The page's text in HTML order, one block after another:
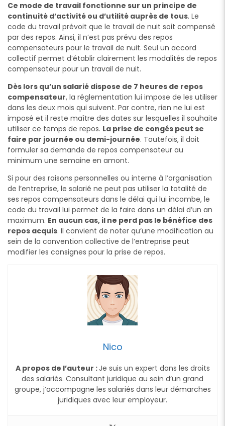
Ce mode de travail fonctionne sur un principe de
continuité d’activité ou d’utilité auprès de tous. Le
code du travail prévoit que le travail de nuit soit compensé
par des repos. Ainsi, il n’est pas prévu des repos
compensateurs pour le travail de nuit. Seul un accord
collectif permet d’établir clairement les modalités de repos
compensateur pour un travail de nuit.
Dès lors qu’un salarié dispose de 7 heures de repos
compensateur, la réglementation lui impose de les utiliser
dans les deux mois qui suivent. Par contre, rien ne lui est
imposé et il reste maître des dates sur lesquelles il souhaite
utiliser ce temps de repos. La prise de congés peut se
faire par journée ou demi-journée. Toutefois, il doit
formuler sa demande de repos compensateur au
minimum une semaine en amont.
Si pour des raisons personnelles ou interne à l’organisation
de l’entreprise, le salarié ne peut pas utiliser la totalité de
ses repos compensateurs dans le délai qui lui incombe, le
code du travail lui permet de la faire dans un délai d’un an
maximum. En aucun cas, il ne perd pas le bénéfice des
repos acquis. Il convient de noter qu’une modification au
sein de la convention collective de l’entreprise peut
modifier les consignes pour la prise de repos.
Nico
A propos de l’auteur :Je suis un expert dans les droits
des salariés. Consultant juridique au sein d’un grand
groupe, j’accompagne les salariés dans leur démarches
juridiques avec leur employeur.